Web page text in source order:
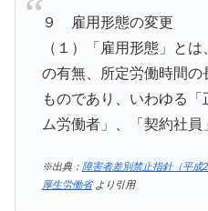
９ 雇用形態の変更
（１）「雇用形態」と
の有無、所定労働時間の
ものであり、いわゆる
ム労働者」、「契約社員
※出典： 障害者差別禁止指針（平成
厚生労働省より引用